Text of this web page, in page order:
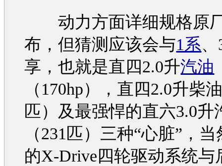
动力方面详细规格原
布，但猜测应该会与1系
享，也就是直四2.0升汽油
（170hp），直四2.0升柴
匹）及最强悍的直六3.0升
（231匹）三种“心脏”，当
的X-Drive四轮驱动系统与